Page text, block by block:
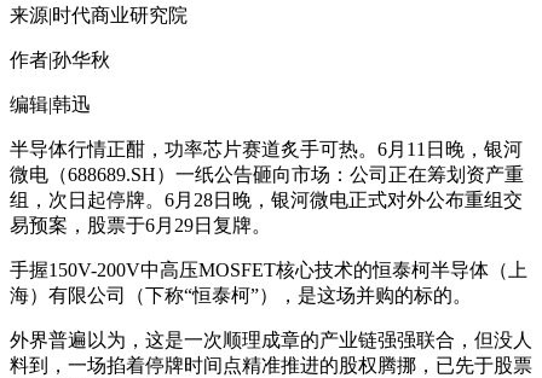
来源|时代商业研究院
作者|孙华秋
编辑|韩迅
半导体行情正酣，功率芯片赛道炙手可热。6月11日晚，银河
微电（688689.SH）一纸公告砸向市场：公司正在筹划资产重
组，次日起停牌。6月28日晚，银河微电正式对外公布重组交
易预案，股票于6月29日复牌。
手握150V-200V中高压MOSFET核心技术的恒泰柯半导体（上
海）有限公司（下称“恒泰柯”），是这场并购的标的。
外界普遍以为，这是一次顺理成章的产业链强强联合，但没人
料到，一场掐着停牌时间点精准推进的股权腾挪，已先于股票